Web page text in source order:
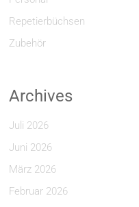
Repetierbüchsen
Zubehör
Archives
Juli 2026
Juni 2026
März 2026
Februar 2026